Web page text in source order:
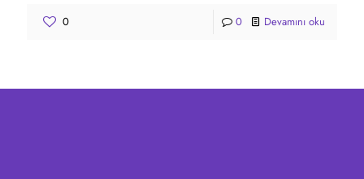
0 0 Devamını oku